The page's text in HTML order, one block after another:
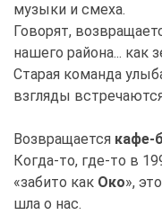
музыки и смеха.
Говорят,
нашего района... как
Старая команда
взгляды
Возвращается кафе-
Когда-то, где-то в
«забито как Око»,
шла о нас.